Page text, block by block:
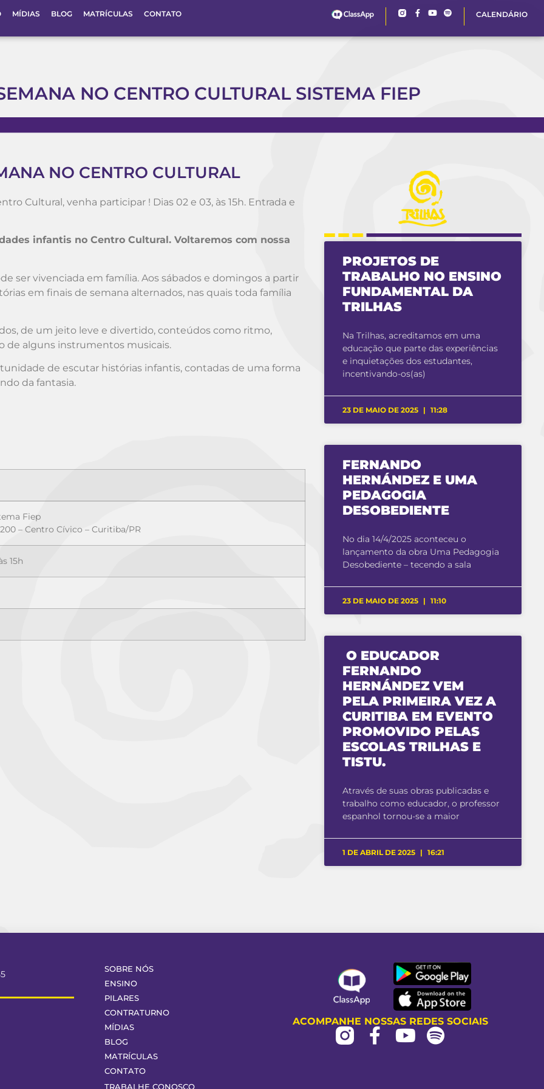
MÍDIAS BLOG MATRÍCULAS CONTATO CALENDÁRIO
NO CENTRO CULTURAL SISTEMA FIEP
NO CENTRO CULTURAL
Cultural, venha participar ! Dias 02 e 03, às 15h. Entrada e
infantis no Centro Cultural. Voltaremos com nossa
ser vivenciada em família. Aos sábados e domingos a partir
em finais de semana alternados, nas quais toda família
de um jeito leve e divertido, conteúdos como ritmo,
de alguns instrumentos musicais.
de escutar histórias infantis, contadas de uma forma
da fantasia.
Fiep
– Centro Cívico – Curitiba/PR
15h
PROJETOS DE
TRABALHO NO ENSINO
FUNDAMENTAL DA
TRILHAS
Na Trilhas, acreditamos em uma
educação que parte das experiências
e inquietações dos estudantes,
incentivando-os(as)
23 DE MAIO DE 2025 11:28
FERNANDO
HERNÁNDEZ E UMA
PEDAGOGIA
DESOBEDIENTE
No dia 14/4/2025 aconteceu o
lançamento da obra Uma Pedagogia
Desobediente – tecendo a sala
23 DE MAIO DE 2025 11:10
O EDUCADOR
FERNANDO
HERNÁNDEZ VEM
PELA PRIMEIRA VEZ A
CURITIBA EM EVENTO
PROMOVIDO PELAS
ESCOLAS TRILHAS E
TISTU.
Através de suas obras publicadas e
trabalho como educador, o professor
espanhol tornou-se a maior
1 DE ABRIL DE 2025 16:21
SOBRE NÓS
ENSINO
PILARES
CONTRATURNO
MÍDIAS
BLOG
MATRÍCULAS
CONTATO
TRABALHE CONOSCO
ACOMPANHE NOSSAS REDES SOCIAIS